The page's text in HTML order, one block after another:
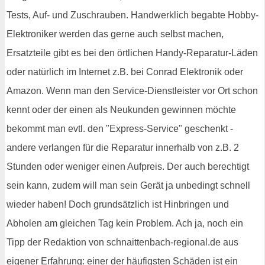
Tests, Auf- und Zuschrauben. Handwerklich begabte Hobby-
Elektroniker werden das gerne auch selbst machen,
Ersatzteile gibt es bei den örtlichen Handy-Reparatur-Läden
oder natürlich im Internet z.B. bei Conrad Elektronik oder
Amazon. Wenn man den Service-Dienstleister vor Ort schon
kennt oder der einen als Neukunden gewinnen möchte
bekommt man evtl. den "Express-Service" geschenkt -
andere verlangen für die Reparatur innerhalb von z.B. 2
Stunden oder weniger einen Aufpreis. Der auch berechtigt
sein kann, zudem will man sein Gerät ja unbedingt schnell
wieder haben! Doch grundsätzlich ist Hinbringen und
Abholen am gleichen Tag kein Problem. Ach ja, noch ein
Tipp der Redaktion von schnaittenbach-regional.de aus
eigener Erfahrung: einer der häufigsten Schäden ist ein